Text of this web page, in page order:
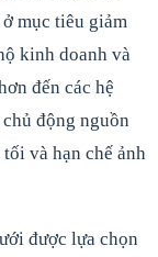
mục tiêu giảm
kinh doanh và
đến các hệ
động nguồn
và hạn chế ảnh
được lựa chọn